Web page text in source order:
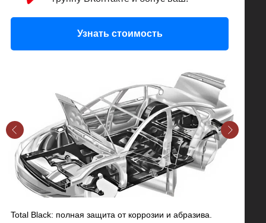
Узнать стоимость
Total Black: полная защита от коррозии и абразива.